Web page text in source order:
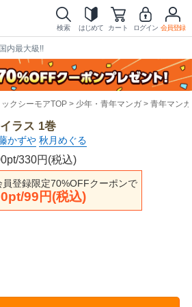
検索 はじめて カート ログイン 会員登録
内最大級!!
クシーモアTOP 少年・青年マンガ 青年マンガ
ラス 1巻
かずや 秋月めぐる
330円(税込)
員登録限定70%OFFクーポンで
99円(税込)